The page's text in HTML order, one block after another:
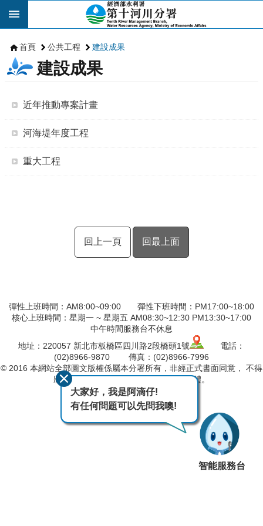
跳到主要內容區塊
首頁 公共工程 建設成果
建設成果
近年推動專案計畫
河海堤年度工程
重大工程
回上一頁 回最上面
彈性上班時間：AM8:00~09:00 彈性下班時間：PM17:00~18:00
核心上班時間：星期一 ~ 星期五 AM08:30~12:30 PM13:30~17:00
中午時間服務台不休息
地址：220057 新北市板橋區四川路2段橋頭1號
電話：
(02)8966-9870 傳真：(02)8966-7996
© 2016 本網站全部圖文版權係屬本分署所有，非經正式書面同意， 不得
將全部或部分內容，轉載於任何形式媒體。
最後異動日期115-08-05
瀏覽人次 1234
大家好，我是阿滴仔!
有任何問題可以先問我噢!
智能服務台